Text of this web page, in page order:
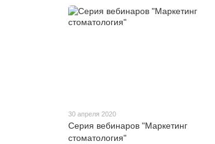
30 апреля 2020
Серия вебинаров "Маркетинг
стоматология"